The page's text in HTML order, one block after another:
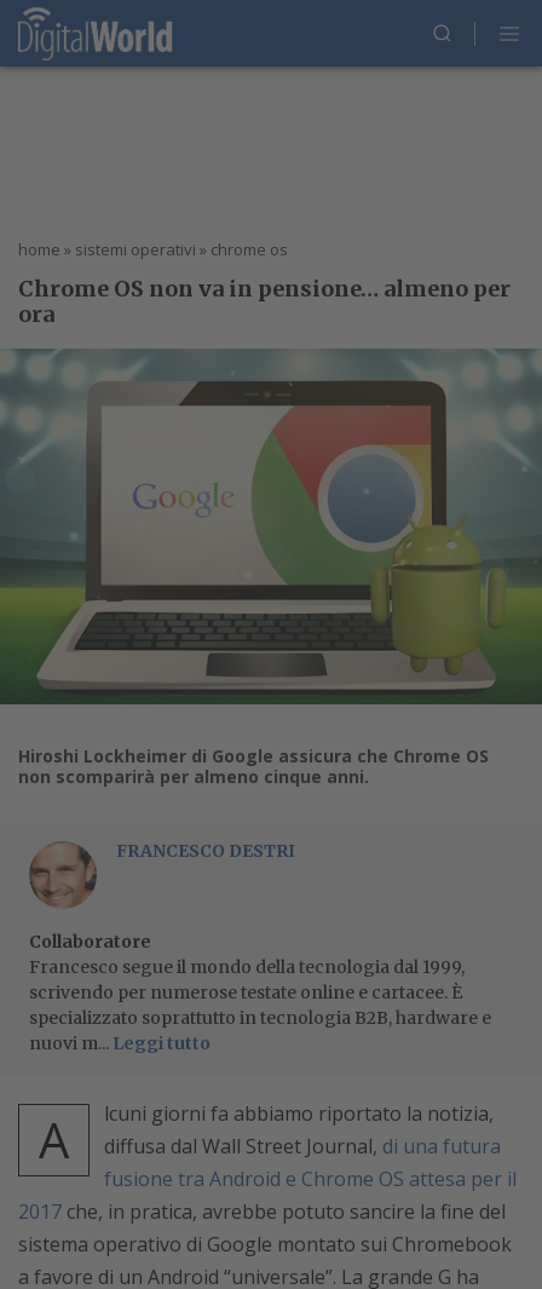
home » sistemi operativi » chrome os
Chrome OS non va in pensione… almeno per
ora
Hiroshi Lockheimer di Google assicura che Chrome OS
non scomparirà per almeno cinque anni.
FRANCESCO DESTRI
Collaboratore
Francesco segue il mondo della tecnologia dal 1999,
scrivendo per numerose testate online e cartacee. È
specializzato soprattutto in tecnologia B2B, hardware e
nuovi m... Leggi tutto
A
lcuni giorni fa abbiamo riportato la notizia,
diffusa dal Wall Street Journal, di una futura
fusione tra Android e Chrome OS attesa per il
2017 che, in pratica, avrebbe potuto sancire la fine del
sistema operativo di Google montato sui Chromebook
a favore di un Android “universale”. La grande G ha